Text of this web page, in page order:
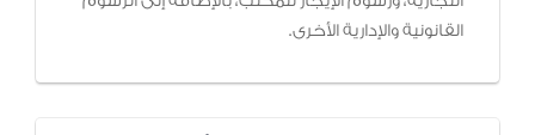
القانونية والإدارية الأخرى.